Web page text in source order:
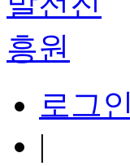
로그인
|